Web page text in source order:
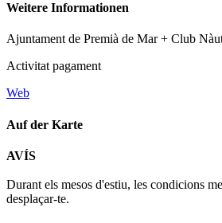
Weitere Informationen
Ajuntament de Premià de Mar + Club
Activitat pagament
Web
Auf der Karte
−
AVÍS
Durant els mesos d'estiu, les condicions
desplaçar-te.